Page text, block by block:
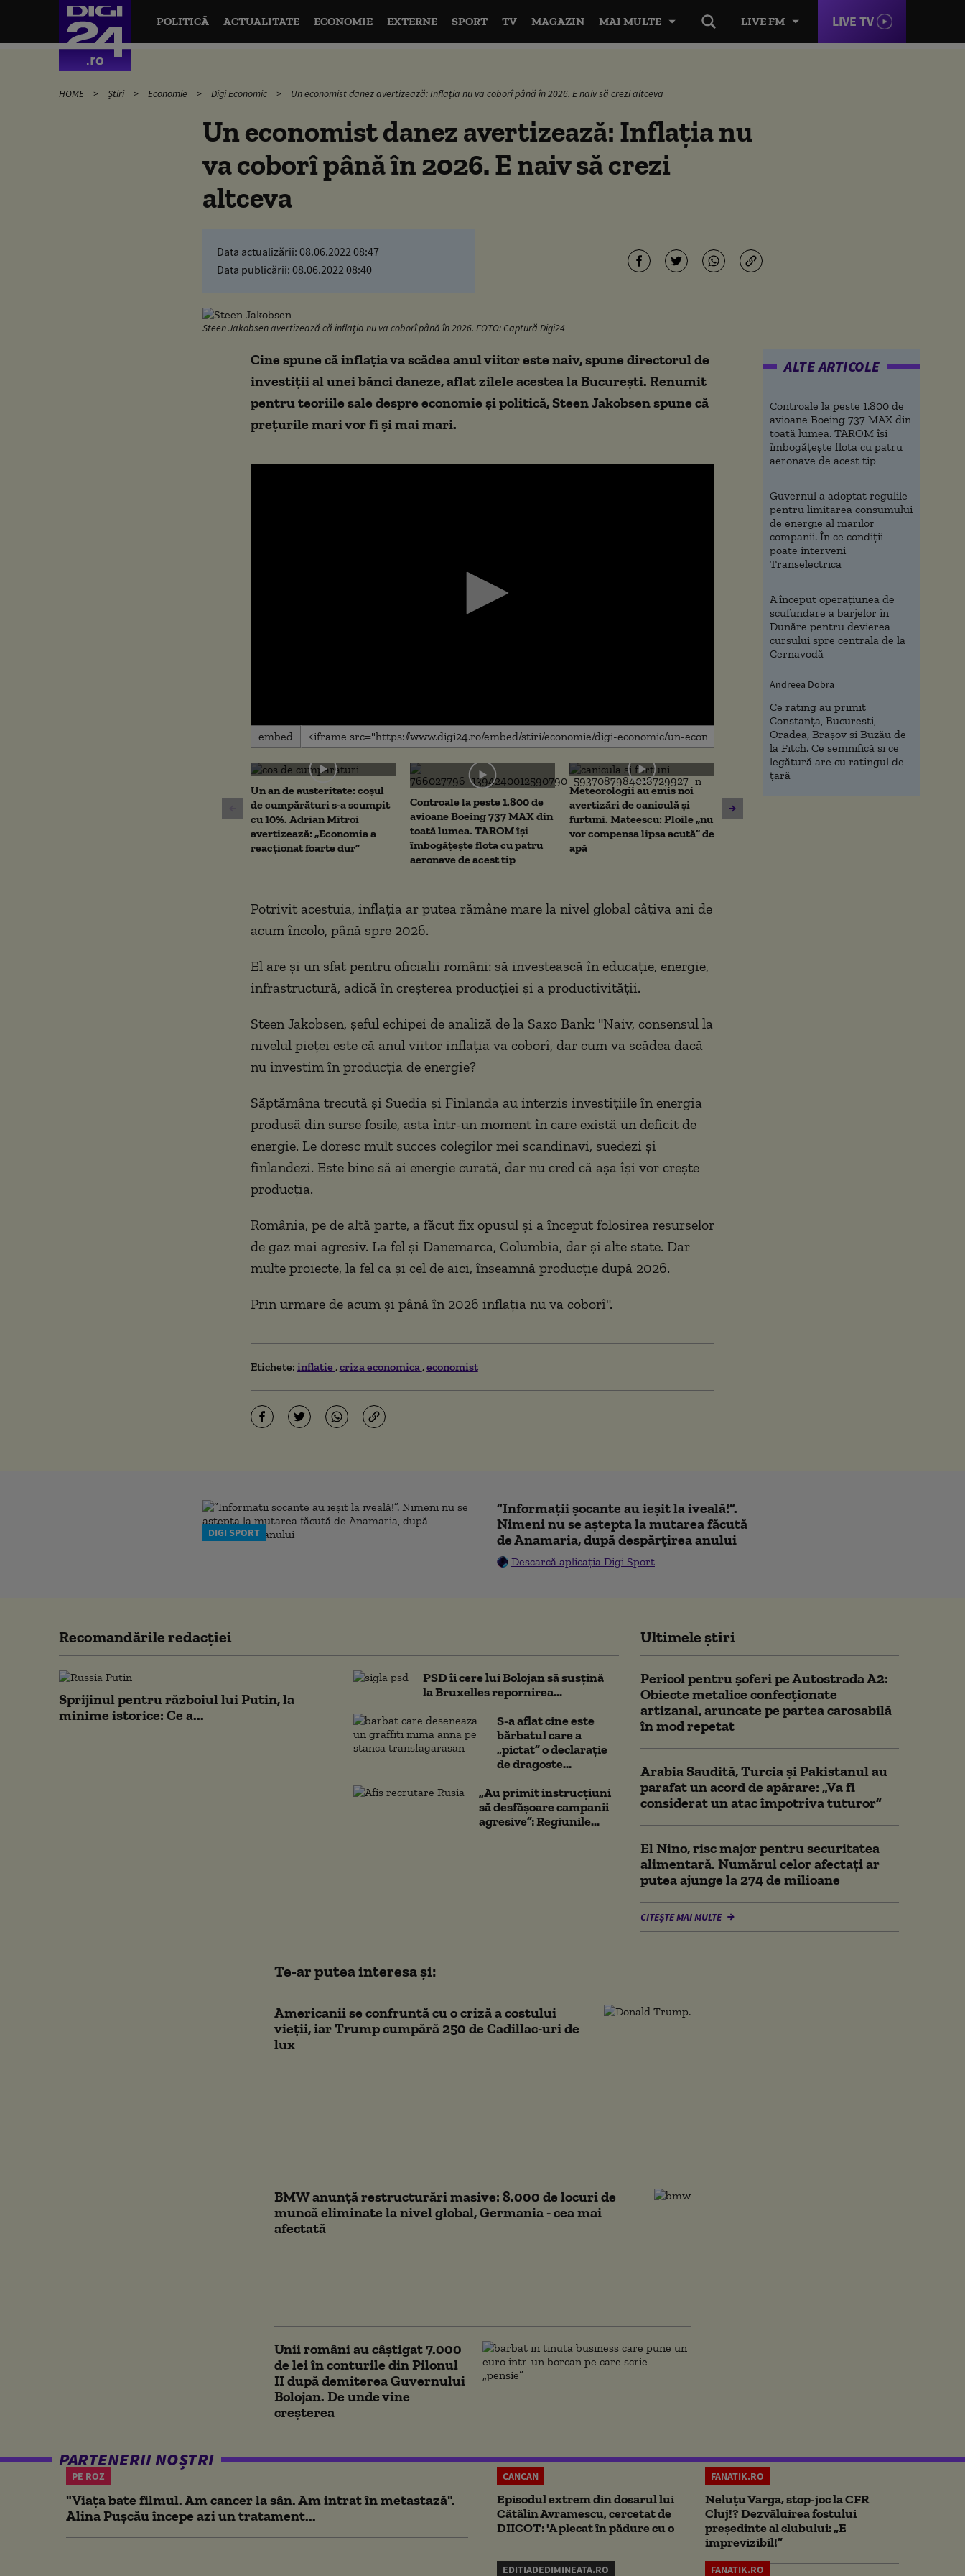
LIVE FM LIVE TV
POLITICĂ ACTUALITATE ECONOMIE EXTERNE SPORT TV MAGAZIN MAI MULTE
HOME Știri Economie Digi Economic Un economist danez avertizează: Inflația nu va coborî până în 2026. E naiv să crezi altceva
Un economist danez avertizează: Inflația nu
va coborî până în 2026. E naiv să crezi
altceva
Data actualizării: 08.06.2022 08:47
Data publicării: 08.06.2022 08:40
Steen Jakobsen avertizează că inflația nu va coborî până în 2026. FOTO: Captură Digi24
Cine spune că inflația va scădea anul viitor este naiv, spune directorul de
investiţii al unei bănci daneze, aflat zilele acestea la București. Renumit
pentru teoriile sale despre economie şi politică, Steen Jakobsen spune că
prețurile mari vor fi și mai mari.
0
seconds
0
secondsVolume
90%
embed
Un an de austeritate: coșul
de cumpărături s-a scumpit
cu 10%. Adrian Mitroi
avertizează: „Economia a
reacționat foarte dur”
Controale la peste 1.800 de
avioane Boeing 737 MAX din
toată lumea. TAROM își
îmbogățește flota cu patru
aeronave de acest tip
Meteorologii au emis noi
avertizări de caniculă și
furtuni. Mateescu: Ploile „nu
vor compensa lipsa acută” de
apă
Cristian Bușoi, despre criza
energetică: „Populația nu va
Potrivit acestuia, inflația ar putea rămâne mare la nivel global câțiva ani de
acum încolo, până spre 2026.
El are și un sfat pentru oficialii români: să investească în educație, energie,
infrastructură, adică în creșterea producției și a productivității.
Steen Jakobsen, șeful echipei de analiză de la Saxo Bank: "Naiv, consensul la
nivelul pieței este că anul viitor inflația va coborî, dar cum va scădea dacă
nu investim în producția de energie?
Săptămâna trecută și Suedia și Finlanda au interzis investițiile în energia
produsă din surse fosile, asta într-un moment în care există un deficit de
energie. Le doresc mult succes colegilor mei scandinavi, suedezi și
finlandezi. Este bine să ai energie curată, dar nu cred că așa își vor crește
producția.
România, pe de altă parte, a făcut fix opusul și a început folosirea resurselor
de gaz mai agresiv. La fel și Danemarca, Columbia, dar și alte state. Dar
multe proiecte, la fel ca și cel de aici, înseamnă producție după 2026.
Prin urmare de acum și până în 2026 inflația nu va coborî".
Etichete: inflatie criza economica economist
ALTE ARTICOLE
Controale la peste 1.800 de
avioane Boeing 737 MAX din
toată lumea. TAROM își
îmbogățește flota cu patru
aeronave de acest tip
Guvernul a adoptat regulile
pentru limitarea consumului
de energie al marilor
companii. În ce condiții
poate interveni
Transelectrica
A început operațiunea de
scufundare a barjelor în
Dunăre pentru devierea
cursului spre centrala de la
Cernavodă
Andreea Dobra
Ce rating au primit
Constanța, București,
Oradea, Brașov și Buzău de
la Fitch. Ce semnifică și ce
legătură are cu ratingul de
țară
DIGI SPORT
”Informații șocante au ieșit la iveală!”.
Nimeni nu se aștepta la mutarea făcută
de Anamaria, după despărțirea anului
Descarcă aplicația Digi Sport
Recomandările redacţiei
Sprijinul pentru războiul lui Putin, la
minime istorice: Ce a...
PSD îi cere lui Bolojan să susțină
la Bruxelles repornirea...
S-a aflat cine este
bărbatul care a
„pictat” o declarație
de dragoste...
„Au primit instrucțiuni
să desfășoare campanii
agresive”: Regiunile...
Ultimele știri
Pericol pentru şoferi pe Autostrada A2:
Obiecte metalice confecţionate
artizanal, aruncate pe partea carosabilă
în mod repetat
Arabia Saudită, Turcia și Pakistanul au
parafat un acord de apărare: „Va fi
considerat un atac împotriva tuturor”
El Nino, risc major pentru securitatea
alimentară. Numărul celor afectați ar
putea ajunge la 274 de milioane
CITEȘTE MAI MULTE
Te-ar putea interesa și:
Americanii se confruntă cu o criză a costului
vieții, iar Trump cumpără 250 de Cadillac-uri de
lux
BMW anunță restructurări masive: 8.000 de locuri de
muncă eliminate la nivel global, Germania - cea mai
afectată
Unii români au câștigat 7.000
de lei în conturile din Pilonul
II după demiterea Guvernului
Bolojan. De unde vine
creșterea
PARTENERII NOȘTRI
PE ROZ
"Viața bate filmul. Am cancer la sân. Am intrat în metastază".
Alina Pușcău începe azi un tratament...
CANCAN
Episodul extrem din dosarul lui
Cătălin Avramescu, cercetat de
DIICOT: 'A plecat în pădure cu o
FANATIK.RO
Neluțu Varga, stop-joc la CFR
Cluj!? Dezvăluirea fostului
președinte al clubului: „E
imprevizibil!”
EDITIADEDIMINEATA.RO FANATIK.RO